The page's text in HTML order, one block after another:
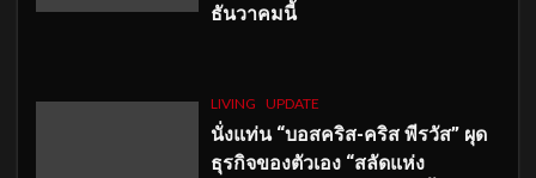
ธันวาคมนี้
LIVING UPDATE
นั่งแท่น “บอสคริส-คริส พีรวัส” ผุด
ธุรกิจของตัวเอง “สลัดแห่ง